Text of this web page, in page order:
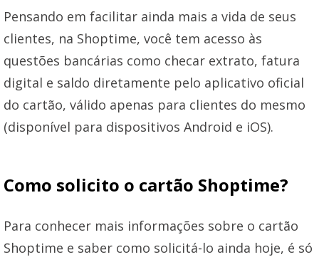
Pensando em facilitar ainda mais a vida de seus
clientes, na Shoptime, você tem acesso às
questões bancárias como checar extrato, fatura
digital e saldo diretamente pelo aplicativo oficial
do cartão, válido apenas para clientes do mesmo
(disponível para dispositivos Android e iOS).
Como solicito o cartão Shoptime?
Para conhecer mais informações sobre o cartão
Shoptime e saber como solicitá-lo ainda hoje, é só